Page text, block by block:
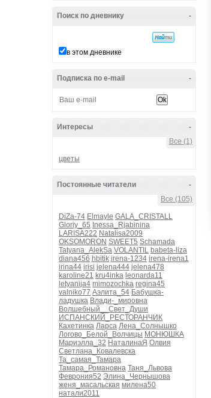
-
Поиск по дневнику
в этом дневнике
-
Подписка по e-mail
-
Интересы
Все (1)
цветы
-
Постоянные читатели
Все (105)
DiZa-74 Elmayle GALA_CRISTALL
Gloriy_65 Inessa_Rjabinina
LARISA222 Natalisa2009
OKSOMORON SWEET5 Schamada
Tatyana_AlekSa VOLANTIL babeta-liza
diana456 hbitik irena-1234 irena-irena1
irina44 irisi jelena444 jelena478
karoline21 kru4inka leonarda11
letyanija4 mimozochka regina45
valniko77 Аэлита_54 Бабушка-
ладушка Влади-_мировна
Волшебный__Свет_Души
ИСПАНСКИЙ_РЕСТОРАНЧИК
Кахетинка Ларса Лена_Солнышко
Логово_Белой_Волчицы МОНЮШКА
Мариэлла_32 НаталинаЯ Олвия
Светлана_Ковалевска
Та_самая_Тамара
Тамара_Романовна Таня_Львова
Феврония52 Элина_Чернышова
женя_масальская милена50
натали2011